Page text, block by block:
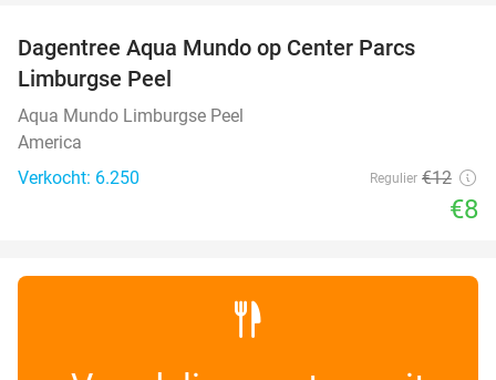
Dagentree Aqua Mundo op Center Parcs
Limburgse Peel
Aqua Mundo Limburgse Peel
America
Verkocht: 6.250
Regulier €12
€8